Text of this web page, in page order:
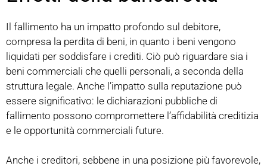
Il fallimento ha un impatto profondo sul debitore,
compresa la perdita di beni, in quanto i beni vengono
liquidati per soddisfare i crediti. Ciò può riguardare sia i
beni commerciali che quelli personali, a seconda della
struttura legale. Anche l’impatto sulla reputazione può
essere significativo: le dichiarazioni pubbliche di
fallimento possono compromettere l’affidabilità creditizia
e le opportunità commerciali future.
Anche i creditori, sebbene in una posizione più favorevole,